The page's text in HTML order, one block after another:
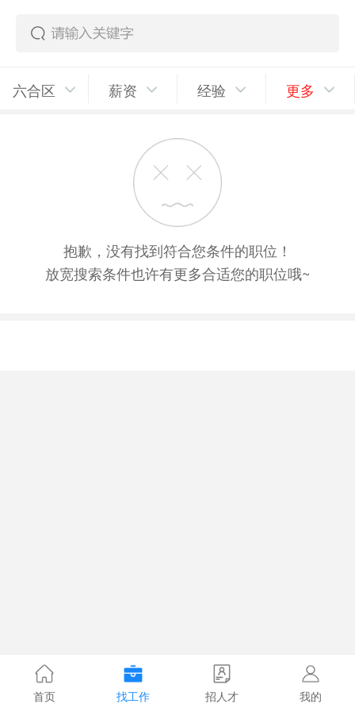
六合区 薪资 经验 更多
抱歉，没有找到符合您条件的职位！
放宽搜索条件也许有更多合适您的职位哦~
首页 找工作 招人才 我的